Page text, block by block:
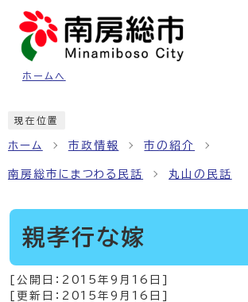
ページの先頭です
ホームへ
現在位置
ホーム 市政情報 市の紹介
南房総市にまつわる民話 丸山の民話
親孝行な嫁
[公開日： 2015年9月16日
[更新日： 2015年9月16日